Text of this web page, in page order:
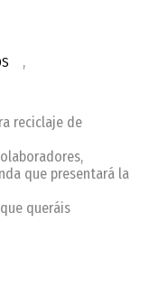
,
reciclaje de
que presentará la
queráis